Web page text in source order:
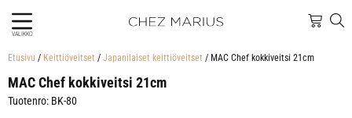
VALIKKO
Etusivu / Keittiöveitset / Japanilaiset keittiöveitset / MAC Chef kokkiveitsi 21cm
MAC Chef kokkiveitsi 21cm
Tuotenro: BK-80